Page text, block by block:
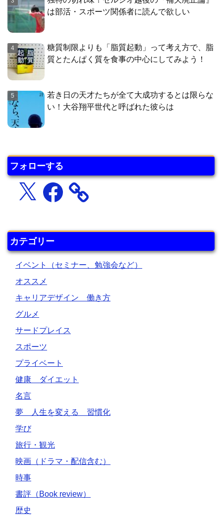
は部活・スポーツ関係者に読んで欲しい
糖質制限よりも「脂質起動」って考え方で、脂
質とたんぱく質を食事の中心にしてみよう！
若き日の天才たちが全て大成功するとは限らな
い！大谷翔平世代と呼ばれた彼らは
フォローする
X Facebook
カテゴリー
イベント（セミナー、勉強会など）
オススメ
キャリアデザイン 働き方
グルメ
サードプレイス
スポーツ
プライベート
健康 ダイエット
名言
夢 人生を変える 習慣化
学び
旅行・観光
映画（ドラマ・配信含む）
時事
書評（Book review）
歴史